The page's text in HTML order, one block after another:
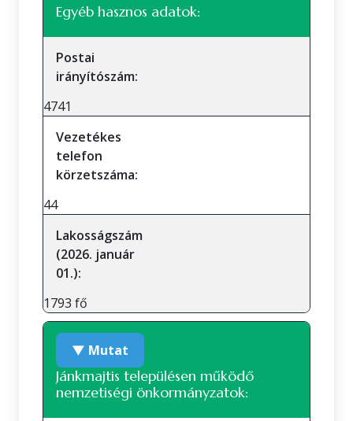
Egyéb hasznos adatok:
Postai
irányítószám:
4741
Vezetékes
telefon
körzetszáma:
44
Lakosságszám
(2026. január
01.):
1793 fő
▼ Mutat
Jánkmajtis településen működő
nemzetiségi önkormányzatok: